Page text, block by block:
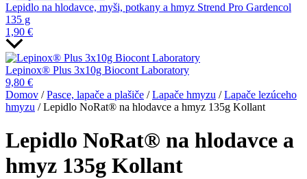
Lepidlo na hlodavce, myši, potkany a hmyz Strend Pro Gardencol
135 g
1,90 €
Lepinox® Plus 3x10g Biocont Laboratory
9,80 €
Domov /Pasce, lapače a plašiče /Lapače hmyzu /Lapače lezúceho
hmyzu / Lepidlo NoRat® na hlodavce a hmyz 135g Kollant
Lepidlo NoRat® na hlodavce a
hmyz 135g Kollant